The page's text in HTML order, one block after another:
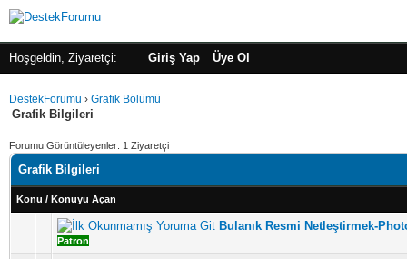
Hoşgeldin, Ziyaretçi: Giriş Yap Üye Ol
DestekForumu › Grafik Bölümü
Grafik Bilgileri
Forumu Görüntüleyenler: 1 Ziyaretçi
Grafik Bilgileri
Konu / Konuyu Açan
Bulanık Resmi Netleştirmek-
Patron
5 üzerinden 0 Oy - Toplam Ortalama 0 Oy Verilmiş
123 45